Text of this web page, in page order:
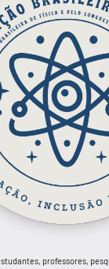
professores,